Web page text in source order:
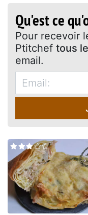
Qu'est ce
Pour recevoir
Ptitchef tous
email.